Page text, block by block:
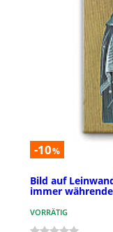
-10%
Bild auf
immer
VORRÄTIG